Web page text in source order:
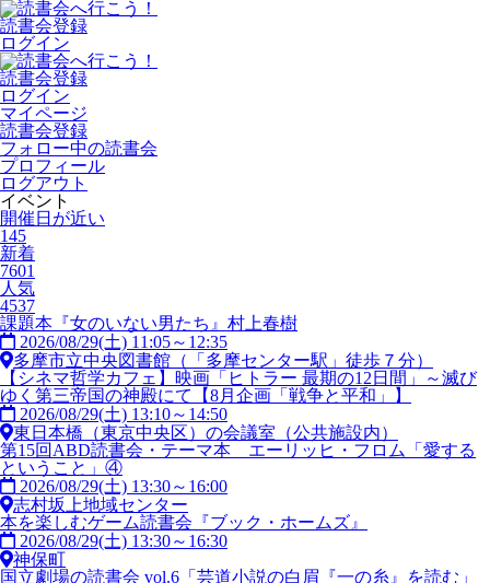
読書会登録
ログイン
読書会登録
ログイン
マイページ
読書会登録
フォロー中の読書会
プロフィール
ログアウト
イベント
開催日が近い
145
新着
7601
人気
4537
課題本『女のいない男たち』村上春樹
2026/08/29(土) 11:05～12:35
多摩市立中央図書館（「多摩センター駅」徒歩７分）
【シネマ哲学カフェ】映画「ヒトラー 最期の12日間」～滅び
ゆく第三帝国の神殿にて【8月企画「戦争と平和」】
2026/08/29(土) 13:10～14:50
東日本橋（東京中央区）の会議室（公共施設内）
第15回ABD読書会・テーマ本 エーリッヒ・フロム「愛する
ということ」④
2026/08/29(土) 13:30～16:00
志村坂上地域センター
本を楽しむゲーム読書会『ブック・ホームズ』
2026/08/29(土) 13:30～16:30
神保町
国立劇場の読書会 vol.6「芸道小説の白眉『一の糸』を読む」